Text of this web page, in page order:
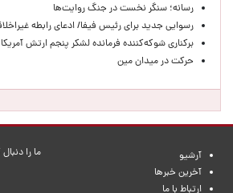
رسانه؛ سنگر نخست در جنگ روایت‌ها
رسوایی جدید برای رئیس فیفا/ ادعای رابطه غیراخلاقی
برکناری شوکه‌کننده فرمانده لشکر پنجم ارتش آمریکا
حركت در ميدان مين
آرشیو
آخرین خبرها
ارتباط با ما
ما را